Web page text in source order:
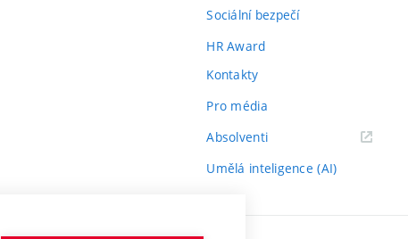
Sociální bezpečí
HR Award
Kontakty
Pro média
Absolventi(externí
Umělá inteligence (AI)